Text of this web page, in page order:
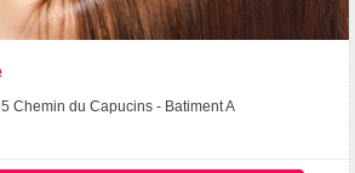
Chemin du Capucins - Batiment A